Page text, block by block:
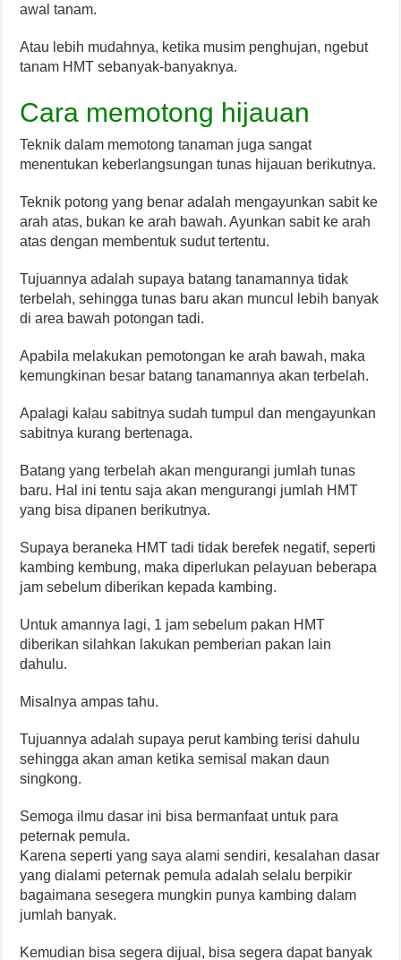
awal tanam.
Atau lebih mudahnya, ketika musim penghujan, ngebut
tanam HMT sebanyak-banyaknya.
Cara memotong hijauan
Teknik dalam memotong tanaman juga sangat
menentukan keberlangsungan tunas hijauan berikutnya.
Teknik potong yang benar adalah mengayunkan sabit ke
arah atas, bukan ke arah bawah. Ayunkan sabit ke arah
atas dengan membentuk sudut tertentu.
Tujuannya adalah supaya batang tanamannya tidak
terbelah, sehingga tunas baru akan muncul lebih banyak
di area bawah potongan tadi.
Apabila melakukan pemotongan ke arah bawah, maka
kemungkinan besar batang tanamannya akan terbelah.
Apalagi kalau sabitnya sudah tumpul dan mengayunkan
sabitnya kurang bertenaga.
Batang yang terbelah akan mengurangi jumlah tunas
baru. Hal ini tentu saja akan mengurangi jumlah HMT
yang bisa dipanen berikutnya.
Supaya beraneka HMT tadi tidak berefek negatif, seperti
kambing kembung, maka diperlukan pelayuan beberapa
jam sebelum diberikan kepada kambing.
Untuk amannya lagi, 1 jam sebelum pakan HMT
diberikan silahkan lakukan pemberian pakan lain
dahulu.
Misalnya ampas tahu.
Tujuannya adalah supaya perut kambing terisi dahulu
sehingga akan aman ketika semisal makan daun
singkong.
Semoga ilmu dasar ini bisa bermanfaat untuk para
peternak pemula.
Karena seperti yang saya alami sendiri, kesalahan dasar
yang dialami peternak pemula adalah selalu berpikir
bagaimana sesegera mungkin punya kambing dalam
jumlah banyak.
Kemudian bisa segera dijual, bisa segera dapat banyak